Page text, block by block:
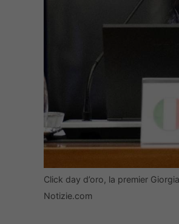
Click day d’oro, la premier
Notizie.com